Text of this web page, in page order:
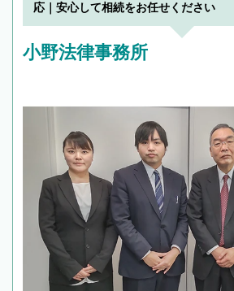
応｜安心して相続をお任せください
小野法律事務所